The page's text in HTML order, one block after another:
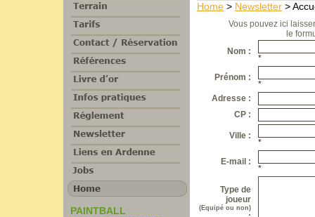
PAINTBALL
Home > Newsletter >
Vous pouvez ici
le
Nom :
*
Prénom :
*
Adresse :
CP :
Ville :
*
E-mail :
*
Type de
joueur
(Equipé ou non)